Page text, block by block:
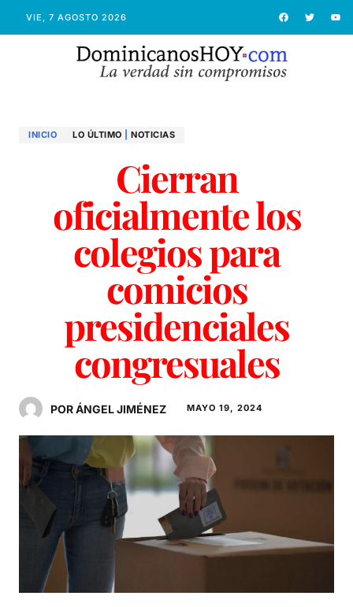
VIE, 7 AGOSTO 2026
INICIO LO ÚLTIMO NOTICIAS
Cierran
oficialmente los
colegios para
comicios
presidenciales
congresuales
POR ÁNGEL JIMÉNEZ MAYO 19, 2024